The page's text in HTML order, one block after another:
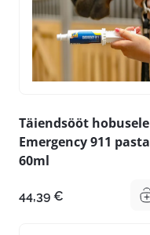
Täiendsööt hobusele
Emergency 911 pasta
60ml
44,39 €